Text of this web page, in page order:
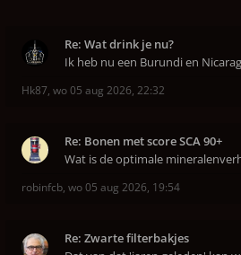
Re: Wat drink je nu?
Ik heb nu een Burundi en
Hk87, wo 05 aug 2026, 22:32
Re: Bonen met score SCA 90+
Wat is de optimale
robinfcb, wo 05 aug 2026, 19:54
Re: Zwarte filterbakjes